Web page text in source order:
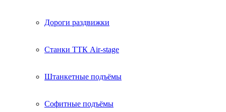
Дороги раздвижки
Станки ТТК Air-stage
Штанкетные подъёмы
Софитные подъёмы